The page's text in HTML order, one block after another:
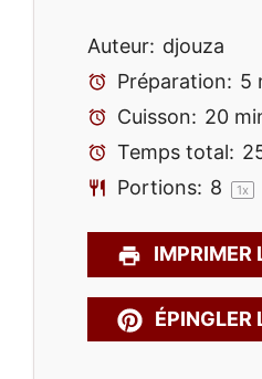
Auteur: djouza
Préparation: 5
Cuisson: 20
Temps total:
Portions: 8 1x
IMPRIMER
ÉPINGLER